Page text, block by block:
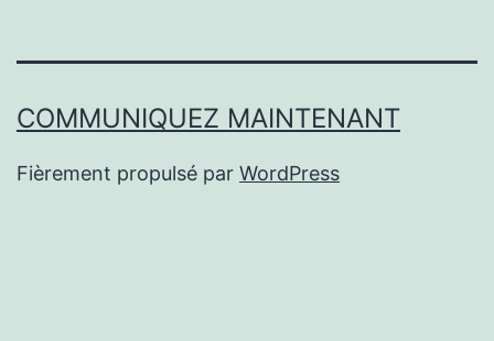
COMMUNIQUEZ MAINTENANT
Fièrement propulsé par WordPress